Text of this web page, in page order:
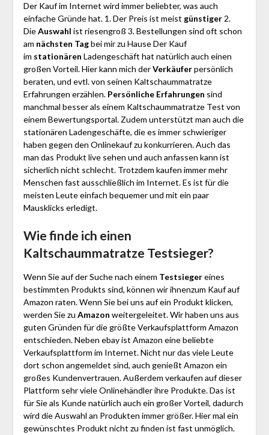
Der Kauf im Internet wird immer beliebter, was auch
einfache Gründe hat. 1. Der Preis ist meist günstiger2.
DieAuswahl ist riesengroß 3. Bestellungen sind oft schon
am nächsten Tagbei mir zu Hause Der Kauf
im stationären Ladengeschäft hat natürlich auch einen
großen Vorteil. Hier kann mich derVerkäuferpersönlich
beraten, und evtl. von seinen Kaltschaummatratze
Erfahrungen erzählen. Persönliche Erfahrungen sind
manchmal besser als einem Kaltschaummatratze Test von
einem Bewertungsportal. Zudem unterstützt man auch die
stationären Ladengeschäfte, die es immer schwieriger
haben gegen den Onlinekauf zu konkurrieren. Auch das
man das Produkt live sehen und auch anfassen kann ist
sicherlich nicht schlecht. Trotzdem kaufen immer mehr
Menschen fast ausschließlich im Internet. Es ist für die
meisten Leute einfach bequemer und mit ein paar
Mausklicks erledigt.
Wie finde ich einen
Kaltschaummatratze Testsieger?
Wenn Sie auf der Suche nach einem Testsiegereines
bestimmten Produkts sind, können wir ihnenzum Kauf auf
Amazon raten. Wenn Sie bei uns auf ein Produkt klicken,
werden Sie zu Amazon weitergeleitet. Wir haben uns aus
guten Gründen für die größte Verkaufsplattform Amazon
entschieden. Neben ebay ist Amazon eine beliebte
Verkaufsplattform im Internet. Nicht nur das viele Leute
dort schon angemeldet sind, auch genießt Amazon ein
großes Kundenvertrauen. Außerdem verkaufen auf dieser
Plattform sehr viele Onlinehändler ihre Produkte. Das ist
für Sie als Kunde natürlich auch ein großer Vorteil, dadurch
wird die Auswahl an Produkten immer größer. Hier mal ein
gewünschtes Produkt nicht zu finden ist fast unmöglich.